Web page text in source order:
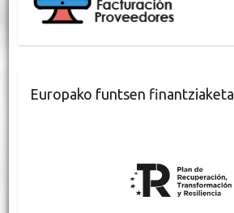
Europako funtsen finantziaketa